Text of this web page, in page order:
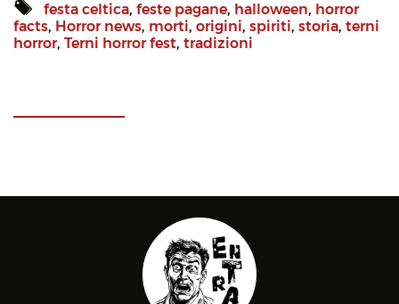
festa celtica, feste pagane, halloween, horror
facts, Horror news, morti, origini, spiriti, storia, terni
horror, Terni horror fest, tradizioni